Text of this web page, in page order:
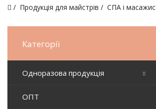
Продукція для майстрів СПА і
Категорії
Одноразова продукція
ОПТ